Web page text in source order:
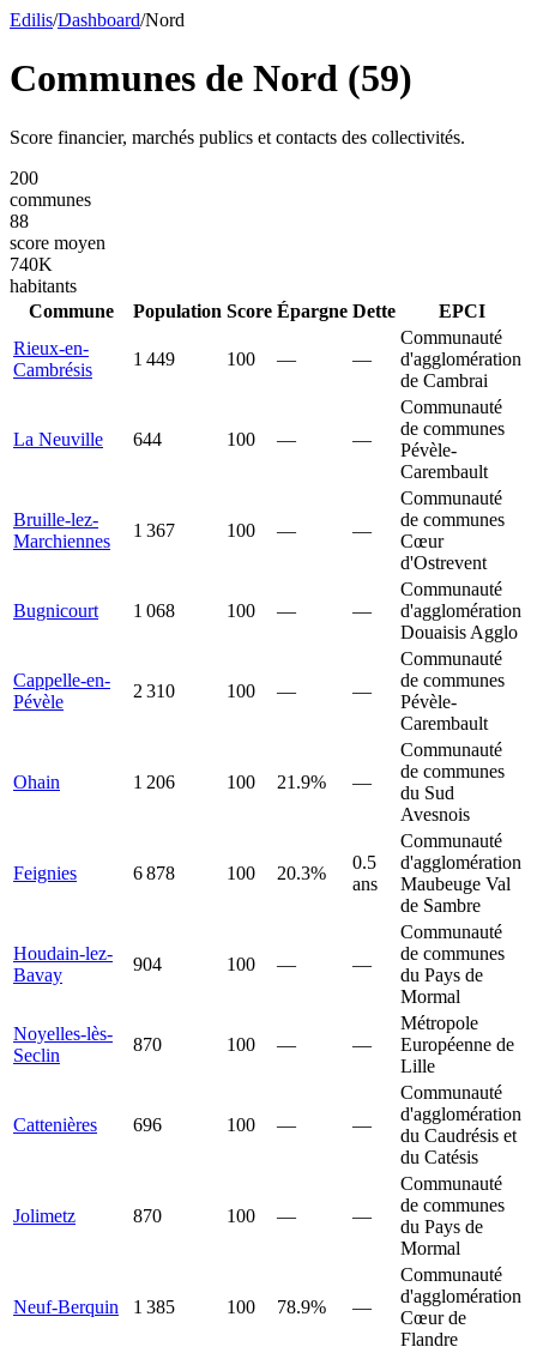
Edilis/Dashboard/Nord
Communes de Nord (59)
Score financier, marchés publics et contacts des collectivités.
200
communes
88
score moyen
740K
habitants
Commune
Population Score Épargne Dette
EPCI
Rieux-en-
Cambrésis
1 449 100 — —
Communauté
d'agglomération
de Cambrai
La Neuville 644 100 — —
Communauté
de communes
Pévèle-
Carembault
Bruille-lez-
Marchiennes
1 367 100 — —
Communauté
de communes
Cœur
d'Ostrevent
Bugnicourt 1 068 100 — —
Communauté
d'agglomération
Douaisis Agglo
Cappelle-en-
Pévèle
2 310 100 — —
Communauté
de communes
Pévèle-
Carembault
Ohain 1 206 100 21.9% —
Communauté
de communes
du Sud
Avesnois
Feignies 6 878 100 20.3%
0.5
ans
Communauté
d'agglomération
Maubeuge Val
de Sambre
Houdain-lez-
Bavay
904 100 — —
Communauté
de communes
du Pays de
Mormal
Noyelles-lès-
Seclin
870 100 — —
Métropole
Européenne de
Lille
Cattenières 696 100 — —
Communauté
d'agglomération
du Caudrésis et
du Catésis
Jolimetz 870 100 — —
Communauté
de communes
du Pays de
Mormal
Neuf-Berquin 1 385 100 78.9% —
Communauté
d'agglomération
Cœur de
Flandre